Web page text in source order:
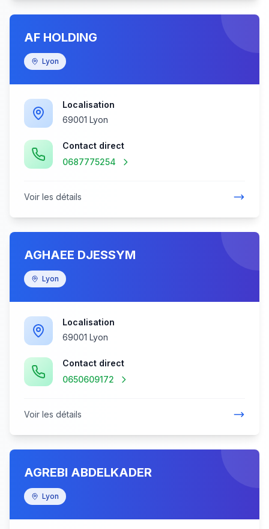
AF HOLDING
Lyon
Localisation
69001 Lyon
Contact direct
0687775254
Voir les détails
AGHAEE DJESSYM
Lyon
Localisation
69001 Lyon
Contact direct
0650609172
Voir les détails
AGREBI ABDELKADER
Lyon